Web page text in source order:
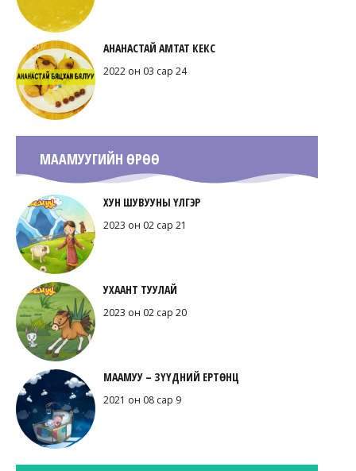
АНАНАСТАЙ АМТАТ КЕКС
2022 он 03 сар 24
МААМУУГИЙН ӨРӨӨ
ХУН ШУВУУНЫ ҮЛГЭР
2023 он 02 сар 21
УХААНТ ТУУЛАЙ
2023 он 02 сар 20
МААМУУ – ЗҮҮДНИЙ ЕРТӨНЦ
2021 он 08 сар 9